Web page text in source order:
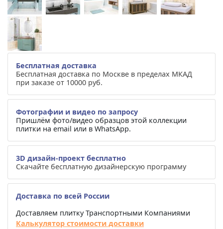
Бесплатная доставка
Бесплатная доставка по Москве в пределах МКАД
при заказе от 10000 руб.
Фотографии и видео по запросу
Пришлём фото/видео образцов этой коллекции
плитки на email или в WhatsApp.
3D дизайн-проект бесплатно
Скачайте бесплатную дизайнерскую программу
Доставка по всей России
Доставляем плитку Транспортными Компаниями
Калькулятор стоимости доставки